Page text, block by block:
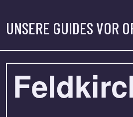
UNSERE GUIDES VOR